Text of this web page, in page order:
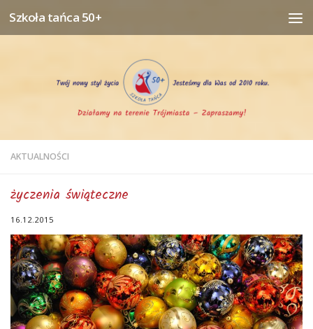
Przejdź do treści
Szkoła tańca 50+
AKTUALNOŚCI
życzenia świąteczne
16.12.2015